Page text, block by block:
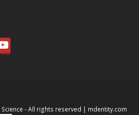
- All rights reserved | mdentity.com